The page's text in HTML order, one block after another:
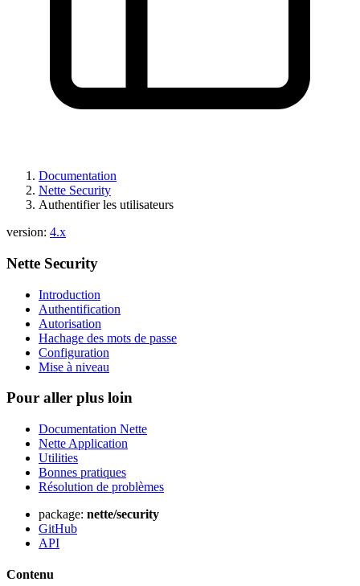
Documentation
Nette Security
Authentifier les utilisateurs
version: 4.x
Nette Security
Introduction
Authentification
Autorisation
Hachage des mots de passe
Configuration
Mise à niveau
Pour aller plus loin
Documentation Nette
Nette Application
Utilities
Bonnes pratiques
Résolution de problèmes
package: nette/security
GitHub
API
Contenu